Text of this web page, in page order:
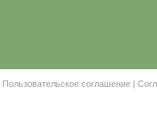
Пользовательское соглашение |